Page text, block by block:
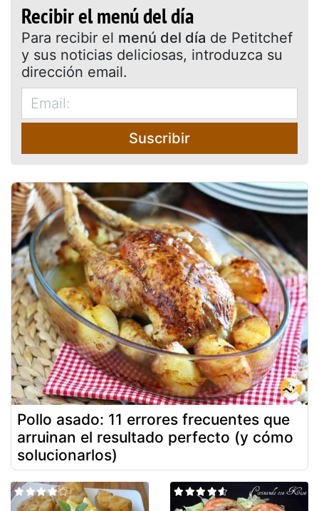
Recibir el menú del día
Para recibir el menú del día de Petitchef
y sus noticias deliciosas, introduzca su
dirección email.
Suscribir
Pollo asado: 11 errores frecuentes que
arruinan el resultado perfecto (y cómo
solucionarlos)